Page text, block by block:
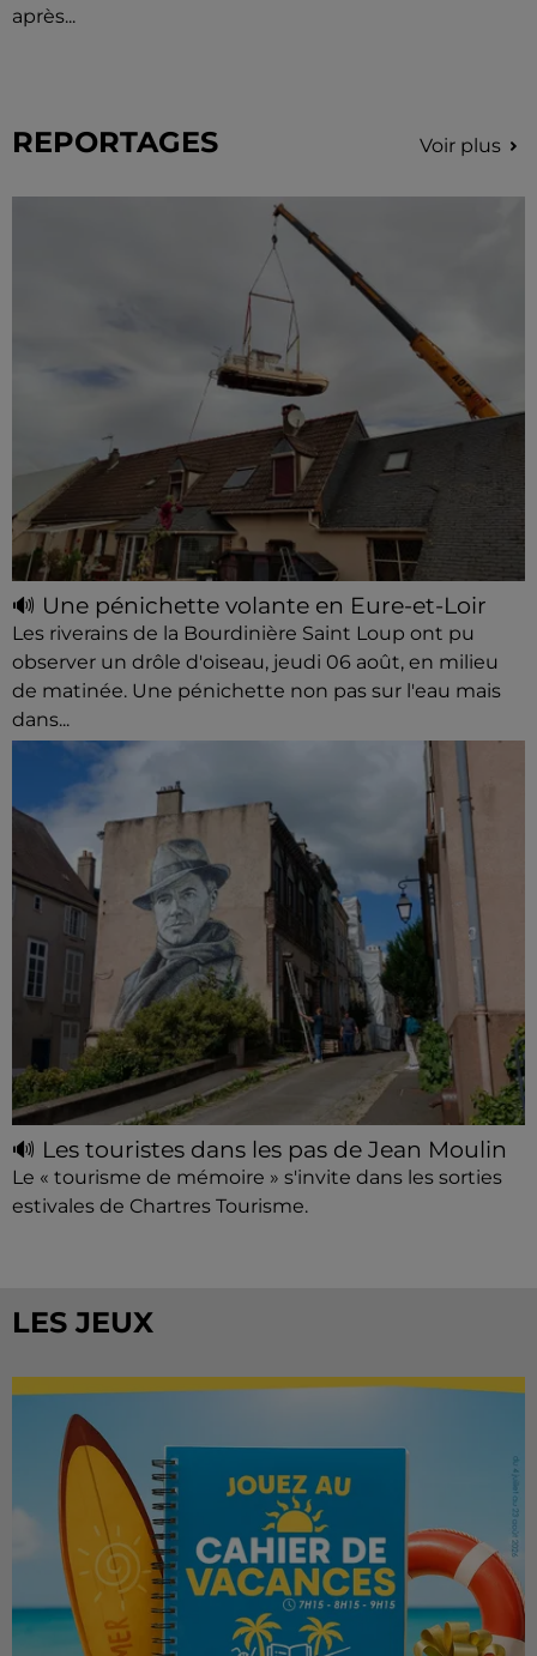
après...
REPORTAGES Voir plus
🔊 Une pénichette volante en Eure-et-Loir
Les riverains de la Bourdinière Saint Loup ont pu
observer un drôle d'oiseau, jeudi 06 août, en milieu
de matinée. Une pénichette non pas sur l'eau mais
dans...
🔊 Les touristes dans les pas de Jean Moulin
Le « tourisme de mémoire » s'invite dans les sorties
estivales de Chartres Tourisme.
LES JEUX